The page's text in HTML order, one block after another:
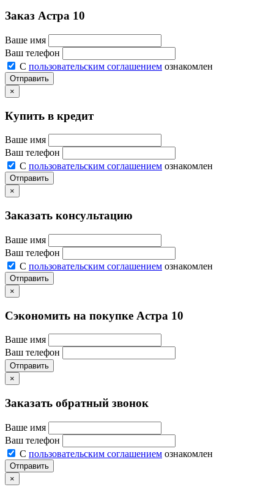
Заказ Астра 10
Ваше имя
Ваш телефон
С пользовательским соглашением ознакомлен
Отправить
×
Купить в кредит
Ваше имя
Ваш телефон
С пользовательским соглашением ознакомлен
Отправить
×
Заказать консультацию
Ваше имя
Ваш телефон
С пользовательским соглашением ознакомлен
Отправить
×
Сэкономить на покупке Астра 10
Ваше имя
Ваш телефон
Отправить
×
Заказать обратный звонок
Ваше имя
Ваш телефон
С пользовательским соглашением ознакомлен
Отправить
×